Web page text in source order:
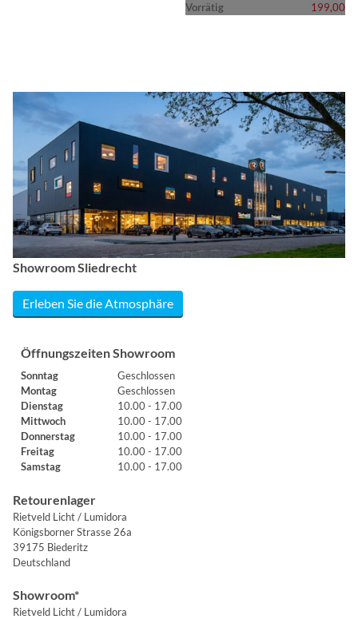
Vorrätig
199,00
Showroom Sliedrecht
Erleben Sie die Atmosphäre
Öffnungszeiten Showroom
Sonntag
Geschlossen
Montag
Geschlossen
Dienstag
10.00 - 17.00
Mittwoch
10.00 - 17.00
Donnerstag
10.00 - 17.00
Freitag
10.00 - 17.00
Samstag
10.00 - 17.00
Retourenlager
Rietveld Licht / Lumidora
Königsborner Strasse 26a
39175 Biederitz
Deutschland
Showroom*
Rietveld Licht / Lumidora